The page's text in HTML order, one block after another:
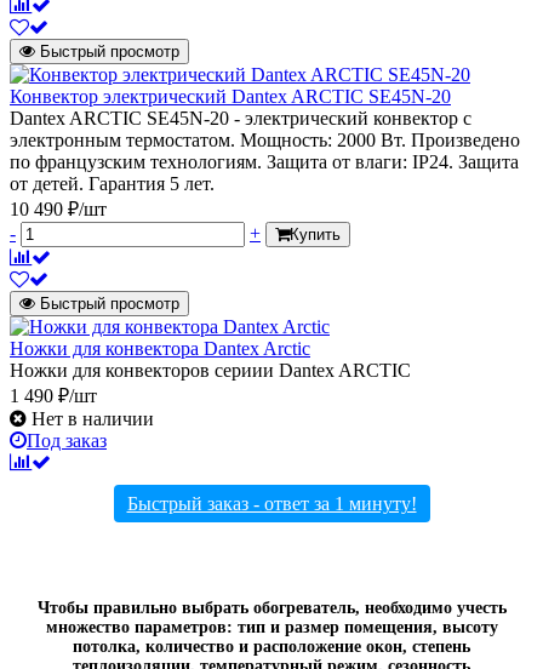
Быстрый просмотр
Конвектор электрический Dantex ARCTIC SE45N-20
Dantex ARCTIC SE45N-20 - электрический конвектор с
электронным термостатом. Мощность: 2000 Вт. Произведено
по французским технологиям. Защита от влаги: IP24. Защита
от детей. Гарантия 5 лет.
10 490 ₽/шт
-
+ Купить
Быстрый просмотр
Ножки для конвектора Dantex Arctic
Ножки для конвекторов сериии Dantex ARCTIC
1 490 ₽/шт
Нет в наличии
Под заказ
Быстрый заказ - ответ за 1 минуту!
Чтобы правильно выбрать обогреватель, необходимо учесть
множество параметров: тип и размер помещения, высоту
потолка, количество и расположение окон, степень